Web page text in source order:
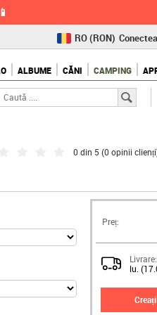
(KČ)
SK(€)
RO(RON)
ALBUME CĂNI CAMPING
0 din 5 (0 opinii clienți
Preț:
Livrare:
lu.